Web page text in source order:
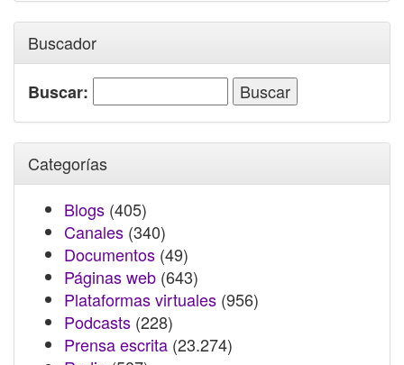
Buscador
Buscar:
Categorías
Blogs (405)
Canales (340)
Documentos (49)
Páginas web (643)
Plataformas virtuales (956)
Podcasts (228)
Prensa escrita (23.274)